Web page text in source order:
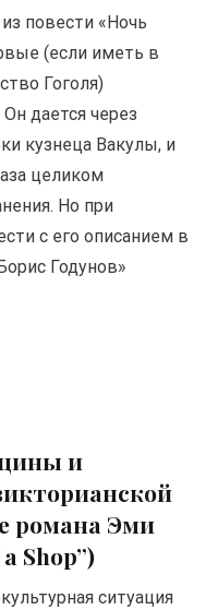
повести «Ночь
(если иметь в
Гоголя)
дается через
кузнеца Вакулы, и
целиком
Но при
с его описанием в
Годунов»
и
романа Эми
Shop”)
ситуация